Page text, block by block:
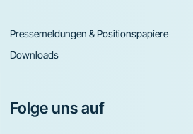
Pressemeldungen & Positionspapiere
Downloads
Folge uns auf